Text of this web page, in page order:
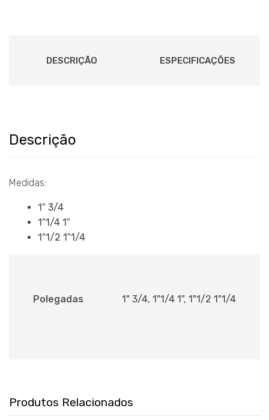
DESCRIÇÃO ESPECIFICAÇÕES
Descrição
Medidas:
1″ 3/4
1″1/4 1″
1″1/2 1″1/4
Polegadas 1" 3/4, 1"1/4 1", 1"1/2 1"1/4
Produtos Relacionados